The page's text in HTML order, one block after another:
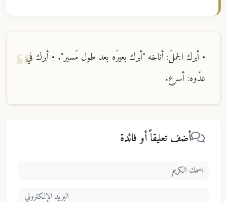
• أبرك الجملَ: أناخه "أبرك بعيرَه بعد طول مَسير". • أبرك في
عدْوه: أسرع.
أضف تعليقاً أو فائدة